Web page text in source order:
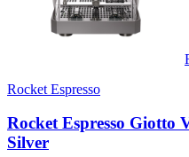
Rocket Espresso
Rocket Espresso Giotto
Silver